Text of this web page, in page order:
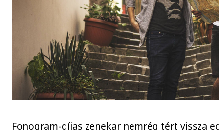
Fonogram-díjas zenekar nemrég tért vissza